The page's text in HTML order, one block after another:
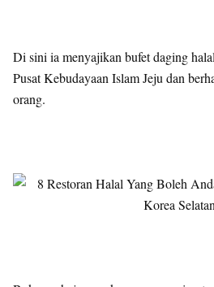
Di sini ia menyajikan bufet daging
Pusat Kebudayaan Islam Jeju dan
orang.